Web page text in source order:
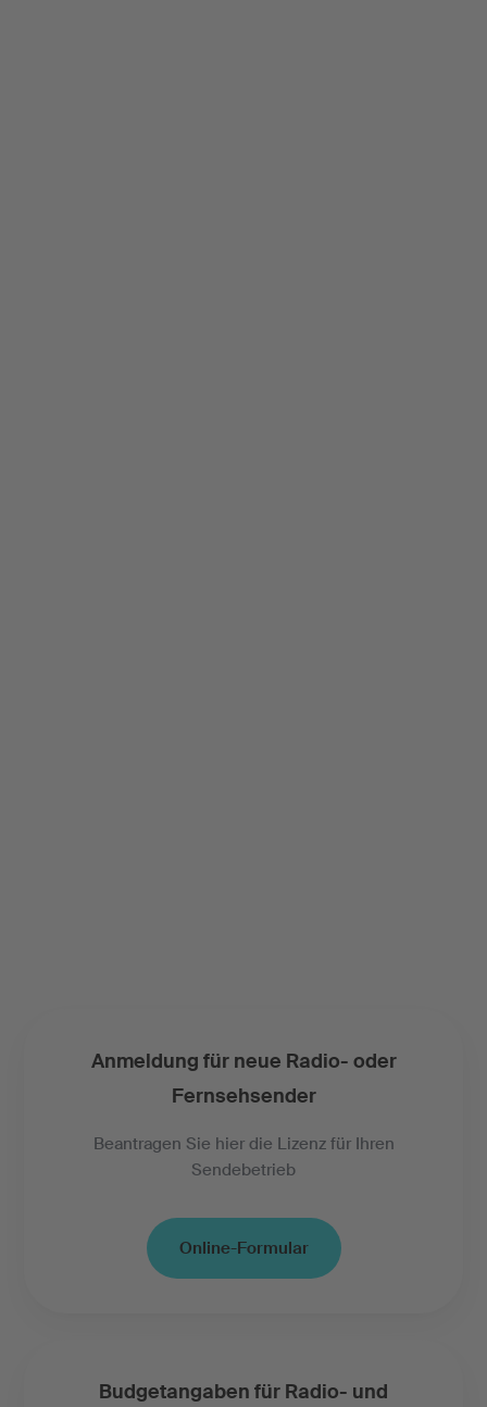
Anmeldung für neue Radio- oder
Fernsehsender
Beantragen Sie hier die Lizenz für Ihren
Sendebetrieb
Online-Formular
Budgetangaben für Radio- und